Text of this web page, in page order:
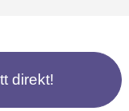
direkt!